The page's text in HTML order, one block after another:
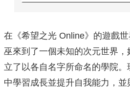
在《希望之光 Online》的遊戲
巫來到了一個未知的次元世界
立了以各自名字所命名的學院
中學習成長並提升自我能力，